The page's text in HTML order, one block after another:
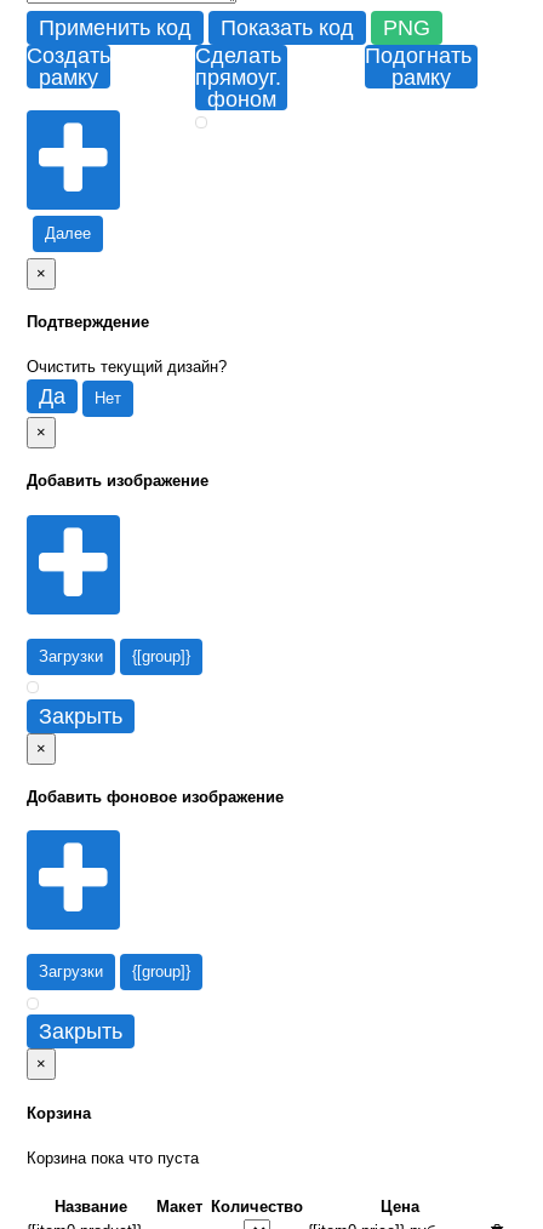
Применить код Показать код
PNG
Создать
рамку
Сделать
прямоуг.
фоном
Подогнать
рамку
Далее
×
Подтверждение
Очистить текущий дизайн?
Да
Нет
×
Добавить изображение
Загрузки {[group]}
Закрыть
×
Добавить фоновое изображение
Загрузки {[group]}
Закрыть
×
Корзина
Корзина пока что пуста
Название Макет Количество
Цена